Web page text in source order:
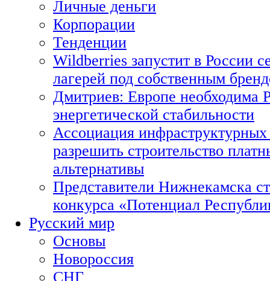
Личные деньги
Корпорации
Тенденции
Wildberries запустит в России
лагерей под собственным
Дмитриев: Европе необходима
энергетической стабильности
Ассоциация
разрешить строительство
альтернативы
Представители Нижнекамска
конкурса «Потенциал
Русский мир
Основы
Новороссия
СНГ